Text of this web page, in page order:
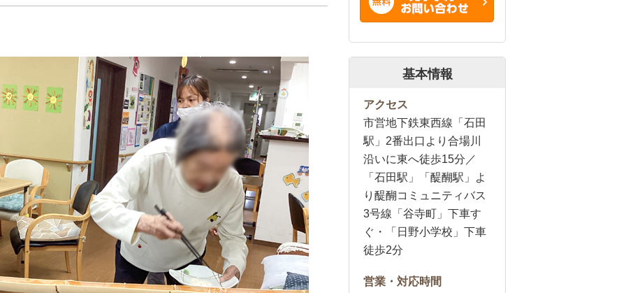
基本情報
アクセス
市営地下鉄東西線「石田
駅」2番出口より合場川
沿いに東へ徒歩15分／
「石田駅」「醍醐駅」よ
り醍醐コミュニティバス
3号線「谷寺町」下車す
ぐ・「日野小学校」下車
徒歩2分
営業・対応時間